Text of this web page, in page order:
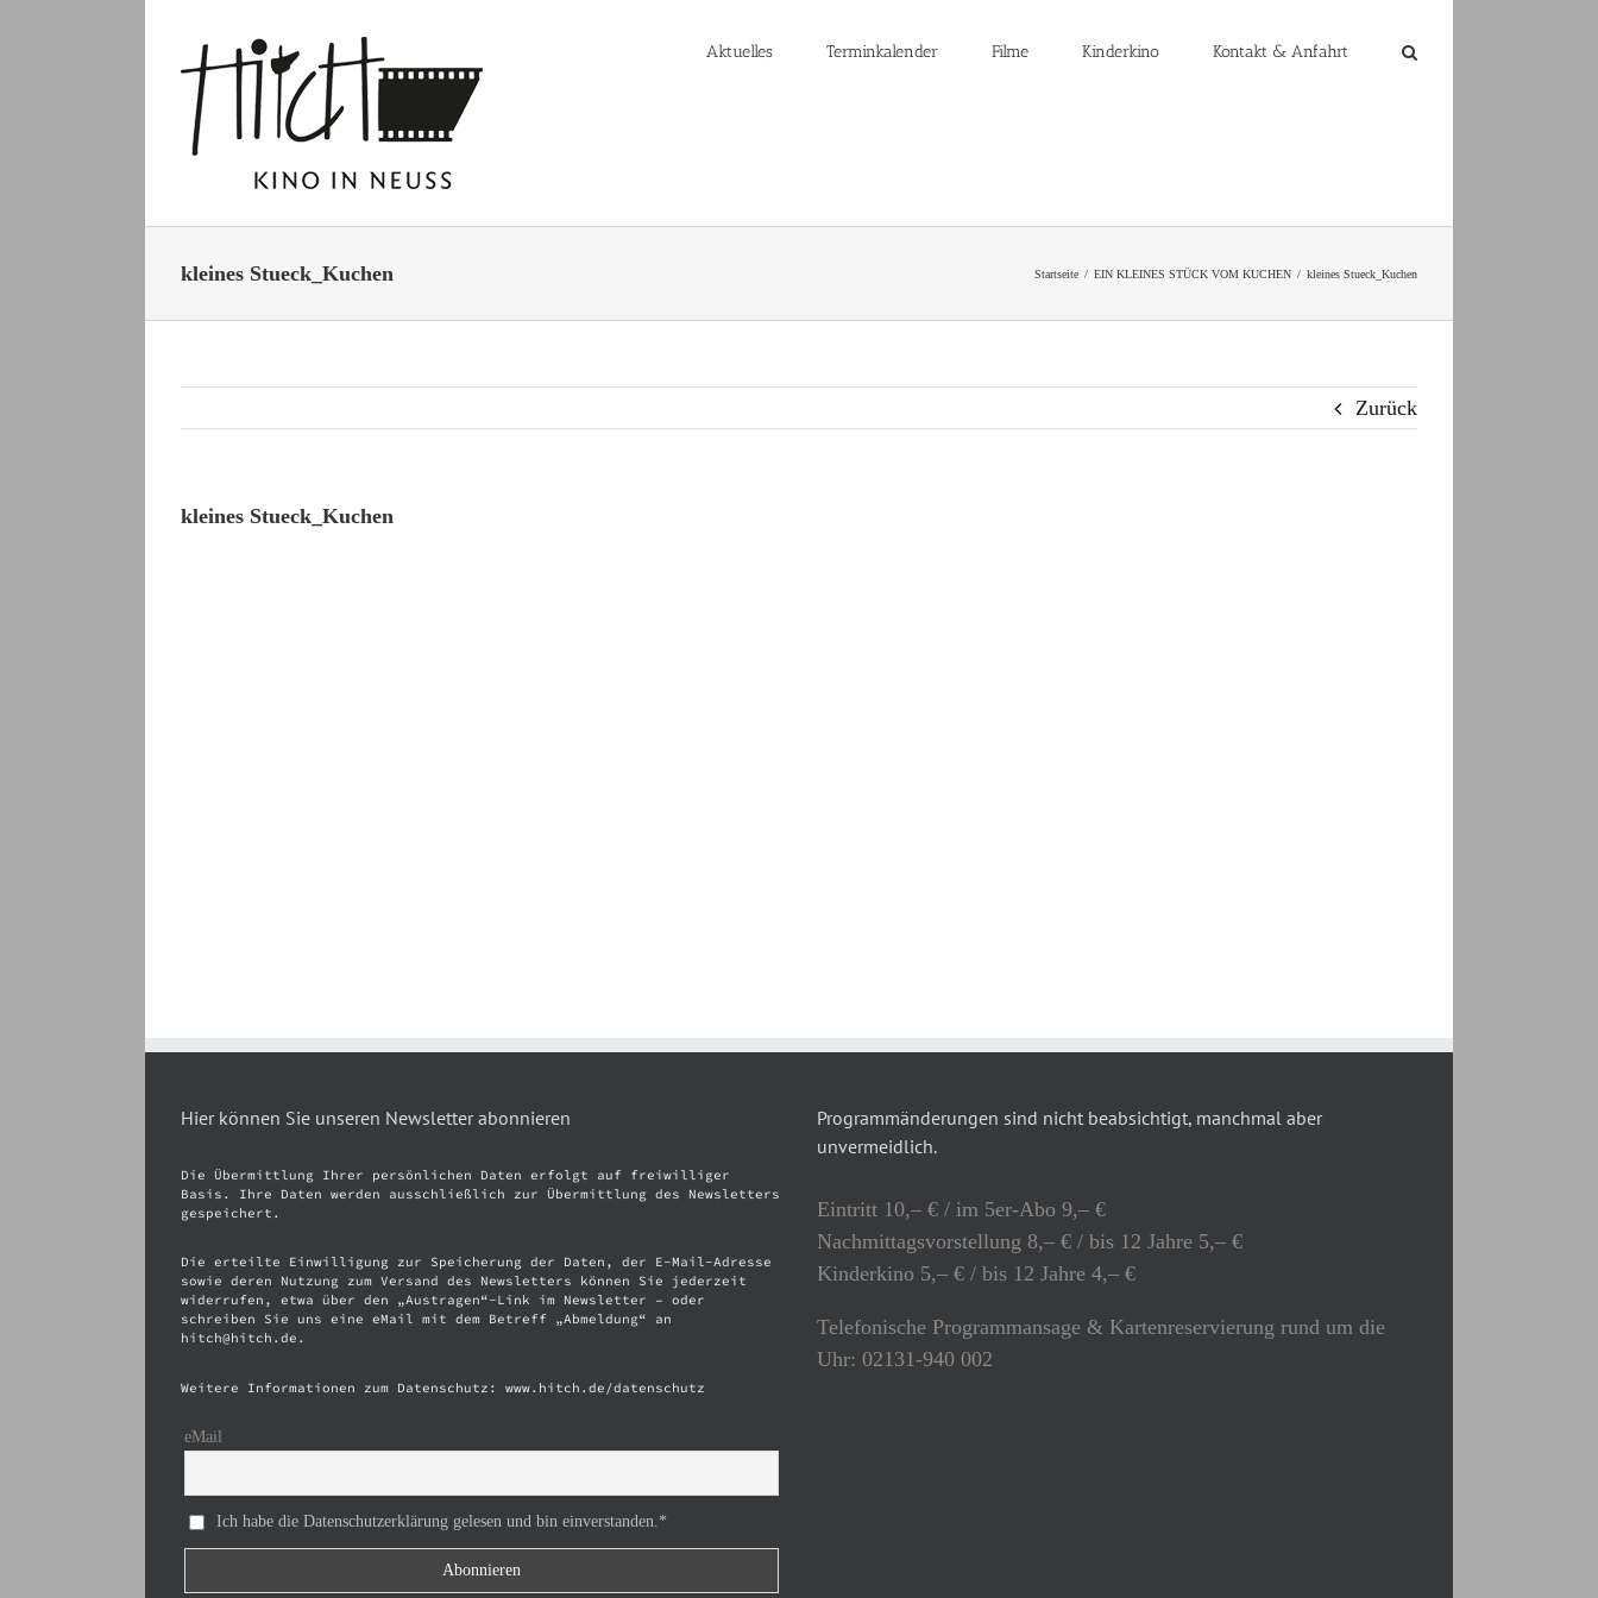
Aktuelles Terminkalender Filme Kinderkino Kontakt & Anfahrt
kleines Stueck_Kuchen Startseite EIN KLEINES STÜCK VOM KUCHEN kleines Stueck_Kuchen
Zurück
kleines Stueck_Kuchen
Hier können Sie unseren Newsletter abonnieren
Die Übermittlung Ihrer persönlichen Daten erfolgt auf freiwilliger
Basis. Ihre Daten werden ausschließlich zur Übermittlung des Newsletters
gespeichert.
Die erteilte Einwilligung zur Speicherung der Daten, der E-Mail-Adresse
sowie deren Nutzung zum Versand des Newsletters können Sie jederzeit
widerrufen, etwa über den „Austragen“-Link im Newsletter – oder
schreiben Sie uns eine eMail mit dem Betreff „Abmeldung“ an
hitch@hitch.de.
Weitere Informationen zum Datenschutz: www.hitch.de/datenschutz
eMail
Ich habe die Datenschutzerklärung gelesen und bin einverstanden.*
Programmänderungen sind nicht beabsichtigt, manchmal aber
unvermeidlich.
Eintritt 10,– € / im 5er-Abo 9,– €
Nachmittagsvorstellung 8,– € / bis 12 Jahre 5,– €
Kinderkino 5,– € / bis 12 Jahre 4,– €
Telefonische Programmansage & Kartenreservierung rund um die
Uhr: 02131-940 002